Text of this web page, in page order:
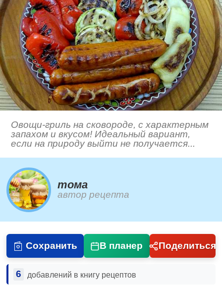
Овощи-гриль на сковороде, с характерным
запахом и вкусом! Идеальный вариант,
если на природу выйти не получается...
тома
автор рецепта
Сохранить В планер Поделиться
6 добавлений в книгу рецептов